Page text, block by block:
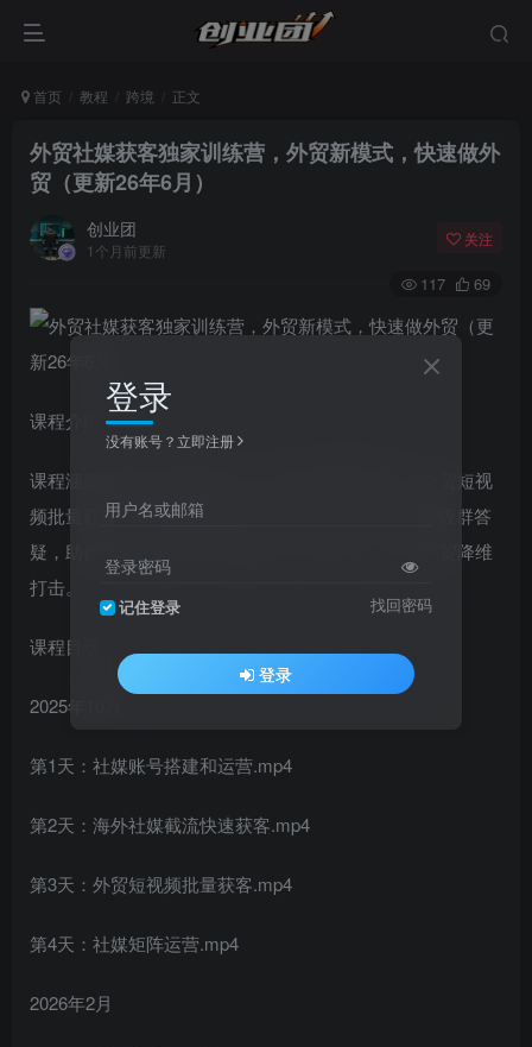
首页 教程 跨境 正文
外贸社媒获客独家训练营，外贸新模式，快速做外
贸（更新26年6月）
创业团
1个月前更新
关注
117 69
课程介绍：
课程涵盖社媒账号搭建运营、海外社媒截流获客、外贸短视
频批量获客、AI社媒矩阵自动化运营等内容，提供班级群答
疑，助你凭借独家方法火速获客、提升成交，实现外贸降维
打击。
课程目录：
2025年10月
第1天：社媒账号搭建和运营.mp4
第2天：海外社媒截流快速获客.mp4
第3天：外贸短视频批量获客.mp4
第4天：社媒矩阵运营.mp4
2026年2月
登录
没有账号？立即注册
用户名或邮箱
登录密码
记住登录 找回密码
登录